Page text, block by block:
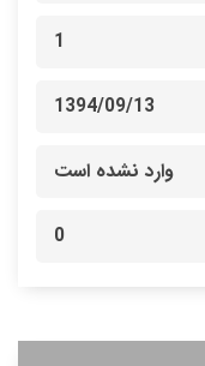
1
1394/09/13
وارد نشده است
0